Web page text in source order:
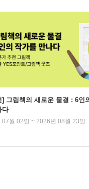
] 그림책의 새로운 물결 : 6인
다
07월 02일 ~ 2026년 08월 23일